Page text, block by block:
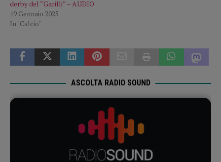
derby del “Garilli” – AUDIO
19 Gennaio 2025
In "Calcio"
ASCOLTA RADIO SOUND